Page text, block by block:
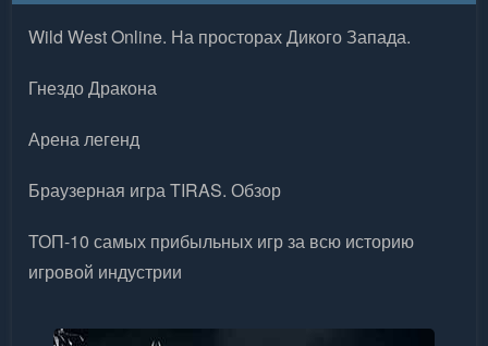
Wild West Online. На просторах Дикого Запада.
Гнездо Дракона
Арена легенд
Браузерная игра TIRAS. Обзор
ТОП-10 самых прибыльных игр за всю историю
игровой индустрии